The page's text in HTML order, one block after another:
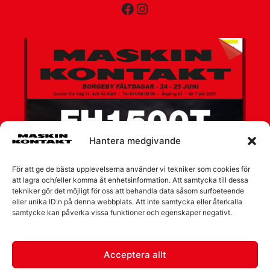
Hantera medgivande
För att ge de bästa upplevelserna använder vi tekniker som cookies för
att lagra och/eller komma åt enhetsinformation. Att samtycka till dessa
tekniker gör det möjligt för oss att behandla data såsom surfbeteende
eller unika ID:n på denna webbplats. Att inte samtycka eller återkalla
samtycke kan påverka vissa funktioner och egenskaper negativt.
Acceptera allt
Facebook
Instagram